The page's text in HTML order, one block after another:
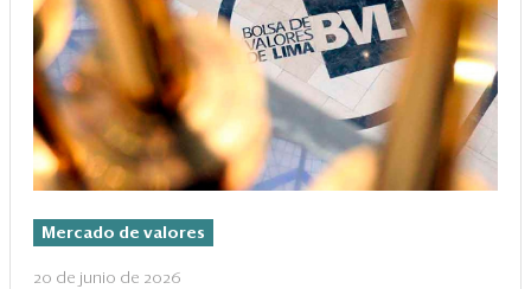
Mercado de valores
20 de junio de 2026